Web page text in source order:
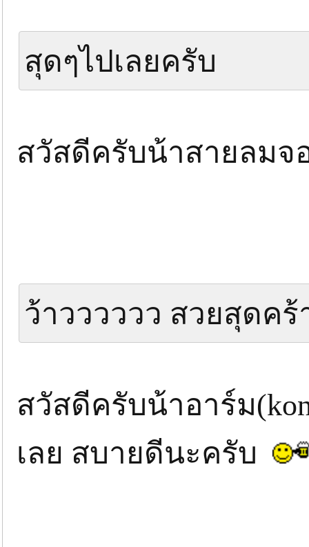
สุดๆไปเลยครับ
สวัสดีครับน้าสายลม
ว้าวววววว สวยสุดค
สวัสดีครับน้าอาร์ม
เลย สบายดีนะครับ